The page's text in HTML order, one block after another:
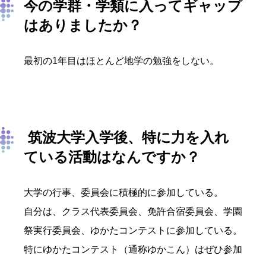
今の学群・学類に入ってギャップ
はありましたか？
最初の1年目はほとんど地学の勉強をしない。
筑波大学入学後、特に力を入れ
ている活動はなんですか？
大学の行事、委員会に積極的に参加している。
自分は、クラス代表委員会、免許合宿委員会、学園
祭実行委員会、ゆかたコンテストに参加している。
特にゆかたコンテスト（通称ゆかこん）はぜひ参加